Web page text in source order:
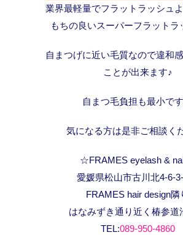
業界最軽量でフラットラッシュ
もちの良いスーパーフラットラ
自まつげに近い毛質なので違和
ことが出来ます♪
自まつ毛負担も最小です
気になる方は是非ご相談く
☆FRAMES eyelash &
愛媛県松山市古川北4-6-
FRAMES hair design隣
はなみずき通り近く椿参道
TEL:089-950-4860